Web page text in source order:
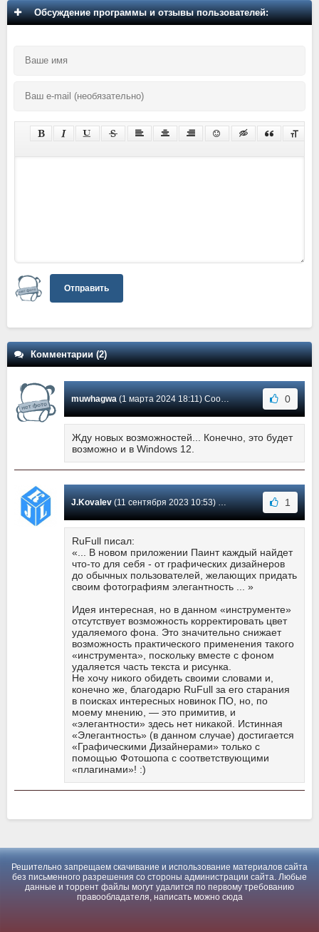
Обсуждение программы и отзывы пользователей:
Отправить
Комментарии (2)
muwhagwa(1 марта 2024 18:11) Сообщение #2 0
Жду новых возможностей... Конечно, это будет
возможно и в Windows 12.
J.Kovalev(11 сентября 2023 10:53) Сообщение #1 1
RuFull писал:
«... В новом приложении Паинт каждый найдет
что-то для себя - от графических дизайнеров
до обычных пользователей, желающих придать
своим фотографиям элегантность ... »
Идея интересная, но в данном «инструменте»
отсутствует возможность корректировать цвет
удаляемого фона. Это значительно снижает
возможность практического применения такого
«инструмента», поскольку вместе с фоном
удаляется часть текста и рисунка.
Не хочу никого обидеть своими словами и,
конечно же, благодарю RuFull за его старания
в поисках интересных новинок ПО, но, по
моему мнению, — это примитив, и
«элегантности» здесь нет никакой. Истинная
«Элегантность» (в данном случае) достигается
«Графическими Дизайнерами» только с
помощью Фотошопа с соответствующими
«плагинами»! :)
Решительно запрещаем скачивание и использование материалов сайта
без письменного разрешения со стороны администрации сайта. Любые
данные и торрент файлы могут удалится по первому требованию
правообладателя, написать можно сюда